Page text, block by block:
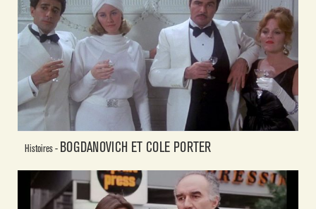
Histoires - BOGDANOVICH ET COLE PORTER